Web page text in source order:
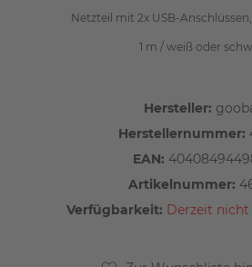
Netzteil mit 2x USB-
1 m / weiß oder
Hersteller:
Herstellernummer:
EAN:
Artikelnummer:
Verfügbarkeit: Derzeit nicht